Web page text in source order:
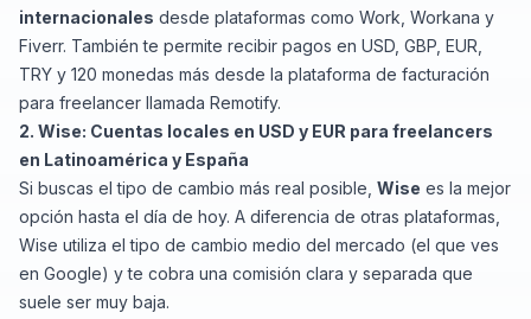
internacionales desde plataformas como Work, Workana y
Fiverr. También te permite recibir pagos en USD, GBP, EUR,
TRY y 120 monedas más desde la plataforma de facturación
para freelancer llamada Remotify.
2. Wise: Cuentas locales en USD y EUR para freelancers
en Latinoamérica y España
Si buscas el tipo de cambio más real posible, Wise es la mejor
opción hasta el día de hoy. A diferencia de otras plataformas,
Wise utiliza el tipo de cambio medio del mercado (el que ves
en Google) y te cobra una comisión clara y separada que
suele ser muy baja.